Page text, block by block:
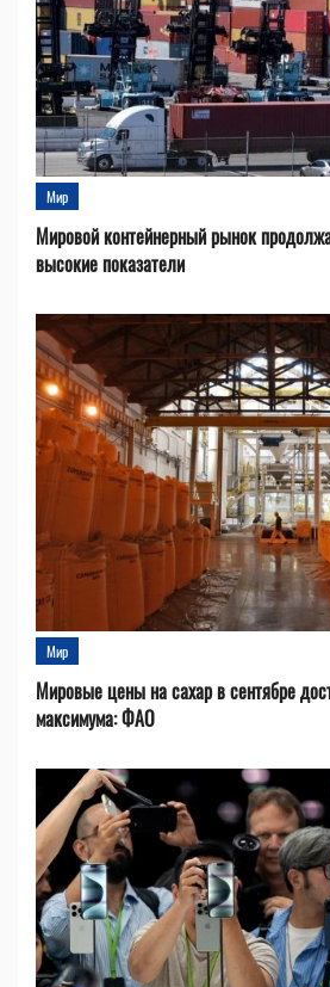
Мир
Мировой контейнерный рынок
высокие показатели
Мир
Мировые цены на сахар в сентябре
максимума: ФАО